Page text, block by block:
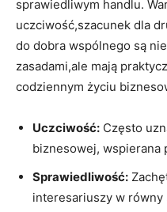
sprawiedliwym handlu.
uczciwość,szacunek dla
do dobra wspólnego są
zasadami,ale mają
codziennym życiu
Uczciwość: Często
biznesowej,
Sprawiedliwość:
interesariuszy w